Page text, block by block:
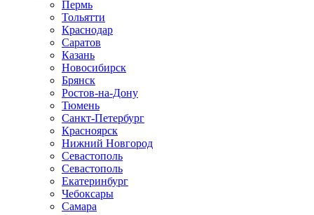
Пермь
Тольятти
Краснодар
Саратов
Казань
Новосибирск
Брянск
Ростов-на-Дону
Тюмень
Санкт-Петербург
Красноярск
Нижний Новгород
Севастополь
Севастополь
Екатеринбург
Чебоксары
Самара